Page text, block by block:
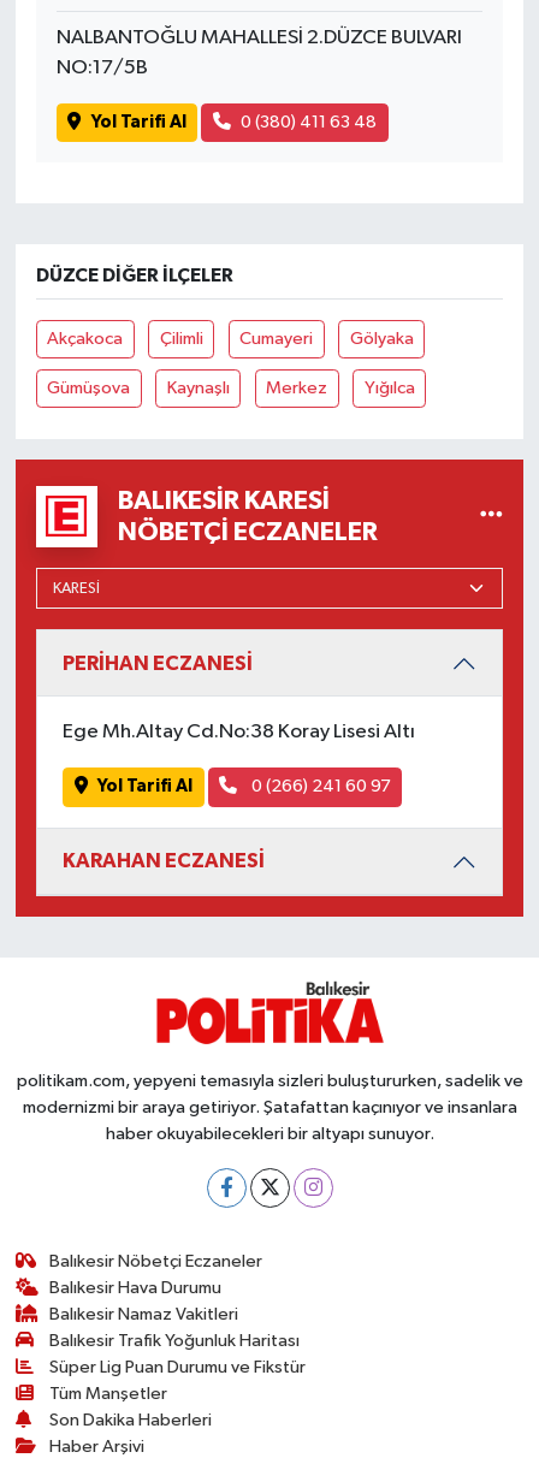
NALBANTOĞLU MAHALLESİ 2.DÜZCE BULVARI
NO:17/5B
Yol Tarifi Al 0 (380) 411 63 48
DÜZCE DIĞER İLÇELER
Akçakoca Çilimli Cumayeri Gölyaka
Gümüşova Kaynaşlı Merkez Yığılca
BALIKESIR KARESI
NÖBETÇI ECZANELER
PERİHAN ECZANESİ
Ege Mh.Altay Cd.No:38 Koray Lisesi Altı
Yol Tarifi Al 0 (266) 241 60 97
KARAHAN ECZANESİ
politikam.com, yepyeni temasıyla sizleri buluştururken, sadelik ve
modernizmi bir araya getiriyor. Şatafattan kaçınıyor ve insanlara
haber okuyabilecekleri bir altyapı sunuyor.
Balıkesir Nöbetçi Eczaneler
Balıkesir Hava Durumu
Balıkesir Namaz Vakitleri
Balıkesir Trafik Yoğunluk Haritası
Süper Lig Puan Durumu ve Fikstür
Tüm Manşetler
Son Dakika Haberleri
Haber Arşivi
Savaştepe
SPOR
SÜRMANŞET
Susurluk
TARİHTE BUGÜN
TEKNOLOJİ
Trend
TÜRKİYE
YAŞAM